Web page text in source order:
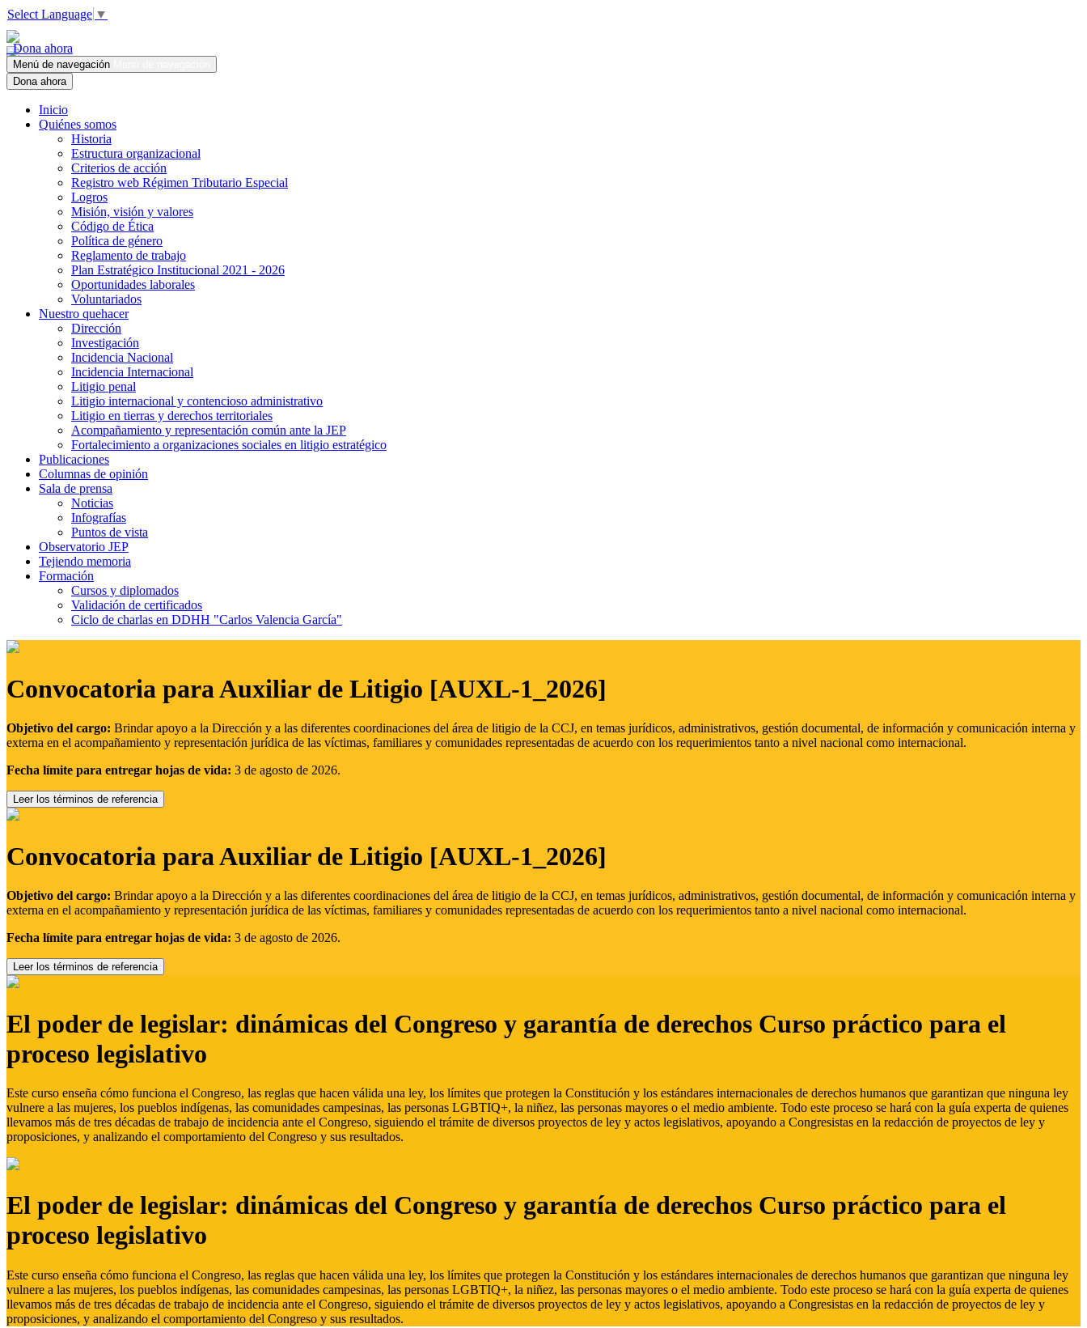
Select Language ▼
Dona ahora
Menú de navegación
Dona ahora
Inicio
Quiénes somos
Historia
Estructura organizacional
Criterios de acción
Registro web Régimen Tributario Especial
Logros
Misión, visión y valores
Código de Ética
Política de género
Reglamento de trabajo
Plan Estratégico Institucional 2021 - 2026
Oportunidades laborales
Voluntariados
Nuestro quehacer
Dirección
Investigación
Incidencia Nacional
Incidencia Internacional
Litigio penal
Litigio internacional y contencioso administrativo
Litigio en tierras y derechos territoriales
Acompañamiento y representación común ante la JEP
Fortalecimiento a organizaciones sociales en litigio estratégico
Publicaciones
Columnas de opinión
Sala de prensa
Noticias
Infografías
Puntos de vista
Observatorio JEP
Tejiendo memoria
Formación
Cursos y diplomados
Validación de certificados
Ciclo de charlas en DDHH "Carlos Valencia García"
Convocatoria para Auxiliar de Litigio [AUXL-1_2026]
Objetivo del cargo: Brindar apoyo a la Dirección y a las diferentes coordinaciones del área de litigio de la CCJ, en temas jurídicos, administrativos, gestión documental, de información y comunicación interna y
externa en el acompañamiento y representación jurídica de las víctimas, familiares y comunidades representadas de acuerdo con los requerimientos tanto a nivel nacional como internacional.
Fecha límite para entregar hojas de vida: 3 de agosto de 2026.
Leer los términos de referencia
Convocatoria para Auxiliar de Litigio [AUXL-1_2026]
Objetivo del cargo: Brindar apoyo a la Dirección y a las diferentes coordinaciones del área de litigio de la CCJ, en temas jurídicos, administrativos, gestión documental, de información y comunicación interna y
externa en el acompañamiento y representación jurídica de las víctimas, familiares y comunidades representadas de acuerdo con los requerimientos tanto a nivel nacional como internacional.
Fecha límite para entregar hojas de vida: 3 de agosto de 2026.
Leer los términos de referencia
El poder de legislar: dinámicas del Congreso y garantía de derechos Curso práctico para el
proceso legislativo
Este curso enseña cómo funciona el Congreso, las reglas que hacen válida una ley, los límites que protegen la Constitución y los estándares internacionales de derechos humanos que garantizan que ninguna ley
vulnere a las mujeres, los pueblos indígenas, las comunidades campesinas, las personas LGBTIQ+, la niñez, las personas mayores o el medio ambiente. Todo este proceso se hará con la guía experta de quienes
llevamos más de tres décadas de trabajo de incidencia ante el Congreso, siguiendo el trámite de diversos proyectos de ley y actos legislativos, apoyando a Congresistas en la redacción de proyectos de ley y
proposiciones, y analizando el comportamiento del Congreso y sus resultados.
El poder de legislar: dinámicas del Congreso y garantía de derechos Curso práctico para el
proceso legislativo
Este curso enseña cómo funciona el Congreso, las reglas que hacen válida una ley, los límites que protegen la Constitución y los estándares internacionales de derechos humanos que garantizan que ninguna ley
vulnere a las mujeres, los pueblos indígenas, las comunidades campesinas, las personas LGBTIQ+, la niñez, las personas mayores o el medio ambiente. Todo este proceso se hará con la guía experta de quienes
llevamos más de tres décadas de trabajo de incidencia ante el Congreso, siguiendo el trámite de diversos proyectos de ley y actos legislativos, apoyando a Congresistas en la redacción de proyectos de ley y
proposiciones, y analizando el comportamiento del Congreso y sus resultados.